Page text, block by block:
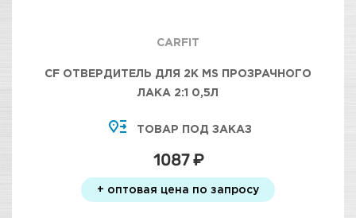
CARFIT
CF ОТВЕРДИТЕЛЬ ДЛЯ 2К MS ПРОЗРАЧНОГО
ЛАКА 2:1 0,5Л
ТОВАР ПОД ЗАКАЗ
1087 ₽
+ оптовая цена по запросу